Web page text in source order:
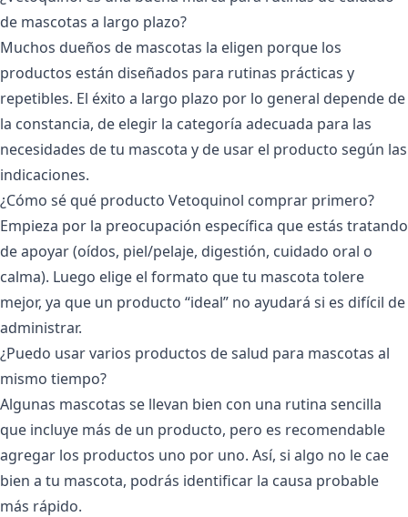
de mascotas a largo plazo?
Muchos dueños de mascotas la eligen porque los
productos están diseñados para rutinas prácticas y
repetibles. El éxito a largo plazo por lo general depende de
la constancia, de elegir la categoría adecuada para las
necesidades de tu mascota y de usar el producto según las
indicaciones.
¿Cómo sé qué producto Vetoquinol comprar primero?
Empieza por la preocupación específica que estás tratando
de apoyar (oídos, piel/pelaje, digestión, cuidado oral o
calma). Luego elige el formato que tu mascota tolere
mejor, ya que un producto “ideal” no ayudará si es difícil de
administrar.
¿Puedo usar varios productos de salud para mascotas al
mismo tiempo?
Algunas mascotas se llevan bien con una rutina sencilla
que incluye más de un producto, pero es recomendable
agregar los productos uno por uno. Así, si algo no le cae
bien a tu mascota, podrás identificar la causa probable
más rápido.